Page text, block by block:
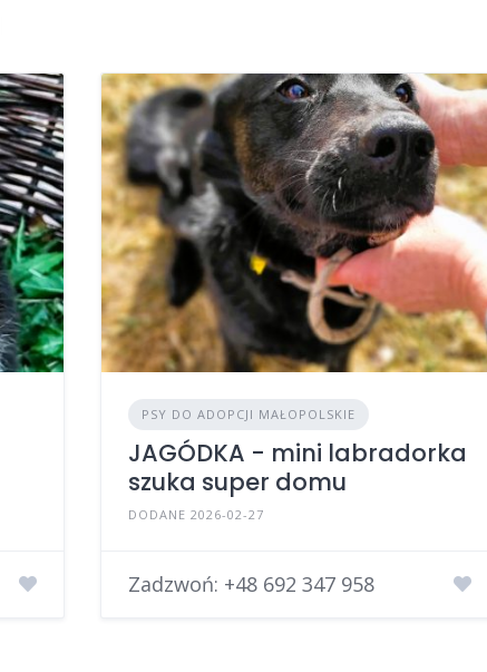
PSY DO ADOPCJI MAŁOPOLSKIE
JAGÓDKA - mini labradorka
szuka super domu
DODANE 2026-02-27
Zadzwoń: +48 692 347 958